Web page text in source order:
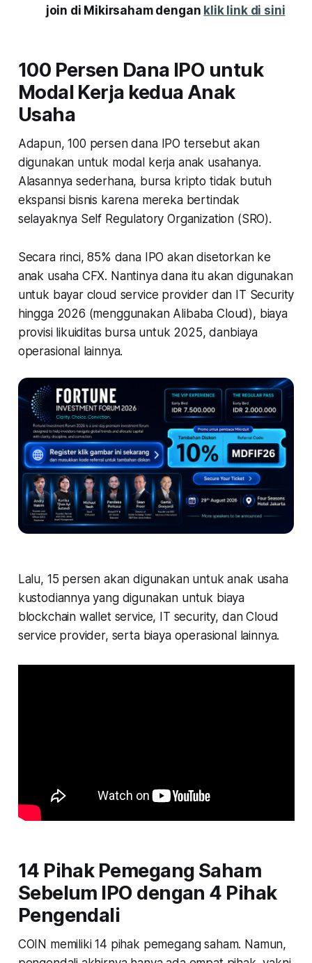
join di Mikirsaham dengan klik link di sini
100 Persen Dana IPO untuk
Modal Kerja kedua Anak
Usaha
Adapun, 100 persen dana IPO tersebut akan
digunakan untuk modal kerja anak usahanya.
Alasannya sederhana, bursa kripto tidak butuh
ekspansi bisnis karena mereka bertindak
selayaknya Self Regulatory Organization (SRO).
Secara rinci, 85% dana IPO akan disetorkan ke
anak usaha CFX. Nantinya dana itu akan digunakan
untuk bayar cloud service provider dan IT Security
hingga 2026 (menggunakan Alibaba Cloud), biaya
provisi likuiditas bursa untuk 2025, danbiaya
operasional lainnya.
Lalu, 15 persen akan digunakan untuk anak usaha
kustodiannya yang digunakan untuk biaya
blockchain wallet service, IT security, dan Cloud
service provider, serta biaya operasional lainnya.
14 Pihak Pemegang Saham
Sebelum IPO dengan 4 Pihak
Pengendali
COIN memiliki 14 pihak pemegang saham. Namun,